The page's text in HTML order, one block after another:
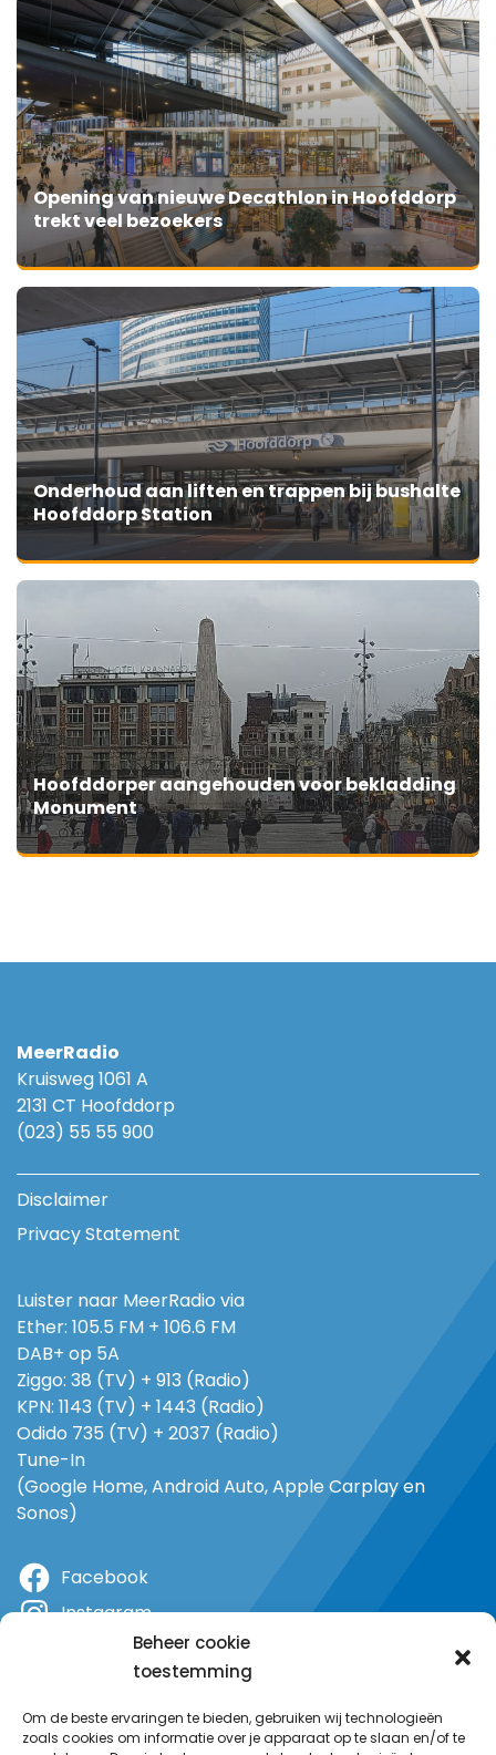
Beheer cookie
toestemming
Om de beste ervaringen te bieden, gebruiken wij technologieën
zoals cookies om informatie over je apparaat op te slaan en/of te
Opening van nieuwe Decathlon in Hoofddorp
trekt veel bezoekers
Onderhoud aan liften en trappen bij bushalte
Hoofddorp Station
Hoofddorper aangehouden voor bekladding
Monument
MeerRadio
Kruisweg 1061 A
2131 CT Hoofddorp
(023) 55 55 900
Disclaimer
Privacy Statement
Luister naar MeerRadio via
Ether: 105.5 FM + 106.6 FM
DAB+ op 5A
Ziggo: 38 (TV) + 913 (Radio)
KPN: 1143 (TV) + 1443 (Radio)
Odido 735 (TV) + 2037 (Radio)
Tune-In
(Google Home, Android Auto, Apple Carplay en
Sonos)
Facebook
Instagram
YouTube